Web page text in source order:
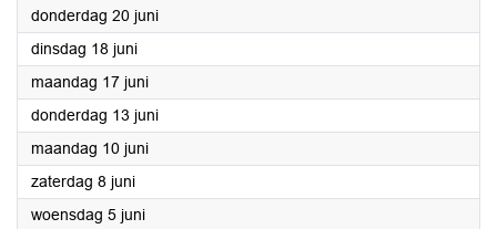
donderdag 20 juni2024
dinsdag 18 juni2024
maandag 17 juni2024
donderdag 13 juni2024
maandag 10 juni2024
zaterdag 8 juni2024
woensdag 5 juni2024